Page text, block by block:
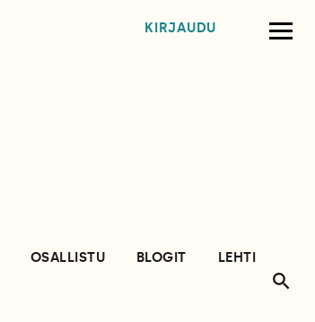
KIRJAUDU
OSALLISTU BLOGIT
LEHTI